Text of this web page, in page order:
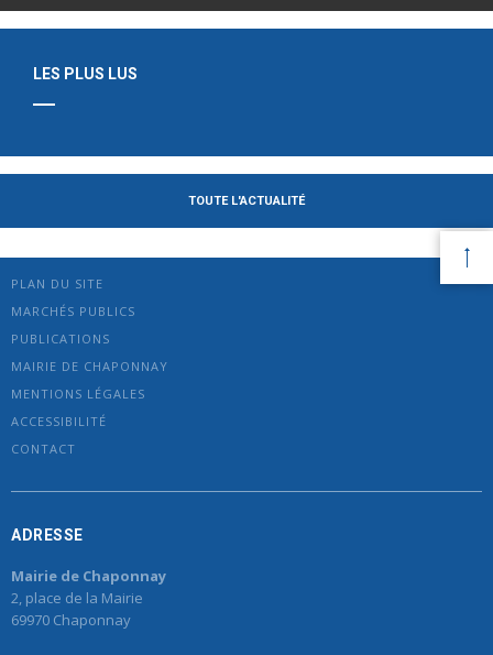
LES PLUS LUS
TOUTE L'ACTUALITÉ
PLAN DU SITE
MARCHÉS PUBLICS
PUBLICATIONS
MAIRIE DE CHAPONNAY
MENTIONS LÉGALES
ACCESSIBILITÉ
CONTACT
ADRESSE
Mairie de Chaponnay
2, place de la Mairie
69970 Chaponnay